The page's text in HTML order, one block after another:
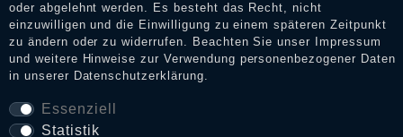
Daten­schutz­erklärung
AGB
oder abgelehnt werden. Es besteht das Recht, nicht
einzuwilligen und die Einwilligung zu einem späteren Zeitpunkt
zu ändern oder zu widerrufen. Beachten Sie unser
Impressum
und weitere Hinweise zur Verwendung personenbezogener Daten
in unserer Daten­schutz­erklärung.
Essenziell
Statistik